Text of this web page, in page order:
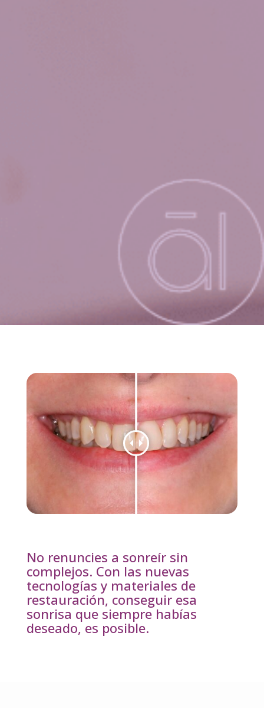
No renuncies a sonreír sin
complejos. Con las nuevas
tecnologías y materiales de
restauración, conseguir esa
sonrisa que siempre habías
deseado, es posible.